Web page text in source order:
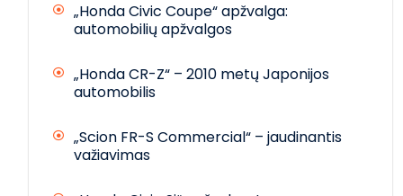
„Honda Civic Coupe“ apžvalga:
automobilių apžvalgos
„Honda CR-Z“ – 2010 metų Japonijos
automobilis
„Scion FR-S Commercial“ – jaudinantis
važiavimas